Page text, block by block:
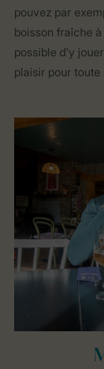
pouvez par
boisson fraîche
possible d'y
plaisir pour toute